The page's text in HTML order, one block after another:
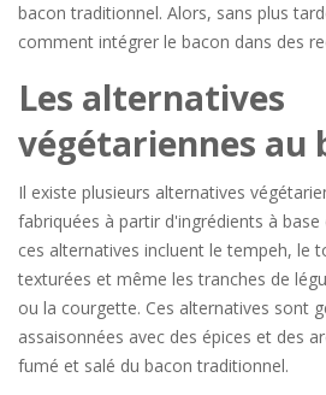
bacon traditionnel. Alors, sans plus
comment intégrer le bacon dans des
Les alternatives
végétariennes au
Il existe plusieurs alternatives
fabriquées à partir d'ingrédients à base
ces alternatives incluent le tempeh, le
texturées et même les tranches de
ou la courgette. Ces alternatives sont
assaisonnées avec des épices et des
fumé et salé du bacon traditionnel.